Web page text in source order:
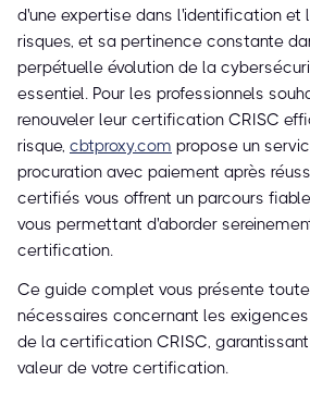
d'une expertise dans l'identification et
risques, et sa pertinence constante
perpétuelle évolution de la
essentiel. Pour les professionnels
renouveler leur certification CRISC
risque, cbtproxy.com propose un
procuration avec paiement après
certifiés vous offrent un parcours
vous permettant d'aborder
certification.
Ce guide complet vous présente
nécessaires concernant les
de la certification CRISC,
valeur de votre certification.